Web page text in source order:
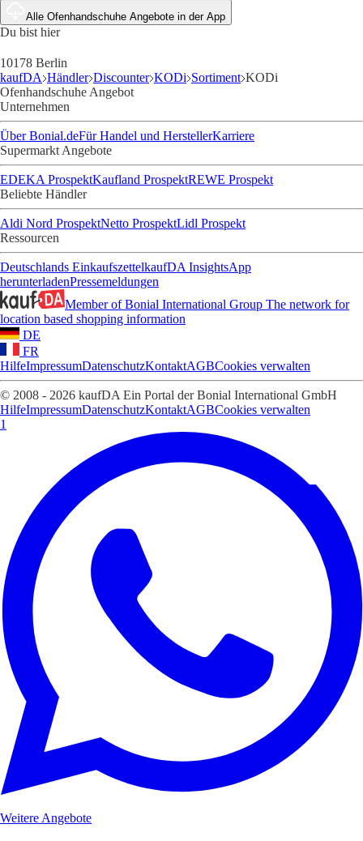
Alle Ofenhandschuhe Angebote in der App
Du bist hier
10178 Berlin
kaufDA Händler Discounter KODi Sortiment KODi
Ofenhandschuhe Angebot
Unternehmen
Über Bonial.deFür Handel und HerstellerKarriere
Supermarkt Angebote
EDEKA ProspektKaufland ProspektREWE Prospekt
Beliebte Händler
Aldi Nord ProspektNetto ProspektLidl Prospekt
Ressourcen
Deutschlands EinkaufszettelkaufDA InsightsApp
herunterladenPressemeldungen
Member of Bonial International Group The network for
location based shopping information
DE
FR
HilfeImpressumDatenschutzKontaktAGBCookies verwalten
© 2008 - 2026 kaufDA Ein Portal der Bonial International GmbH
HilfeImpressumDatenschutzKontaktAGBCookies verwalten
1
Weitere Angebote